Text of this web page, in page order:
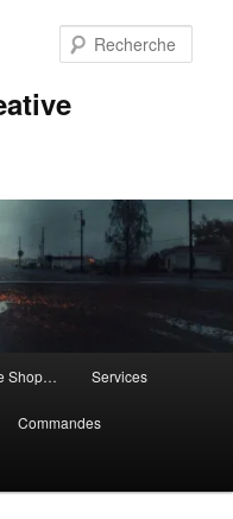
Shop… Services
Commandes